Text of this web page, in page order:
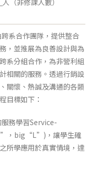
人（非修課人數）
系合作團隊，提供整合
，並推展為良善設計與為
系分組合作，為非營利組
相關的服務。透過行銷設
關懷、熱誠及溝通的各類
目標如下：
務學習Service-
，big“L”)，讓學生確
所學應用於真實情境，達